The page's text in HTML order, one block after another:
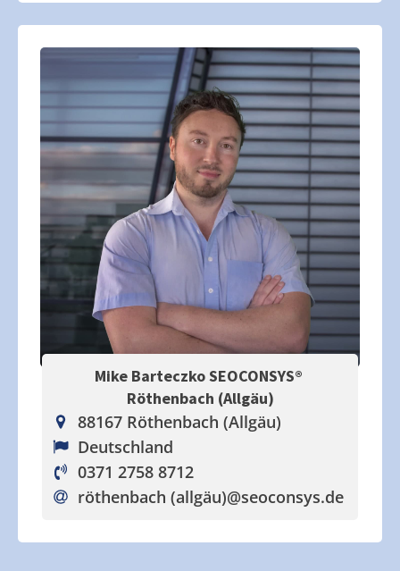
Mike Barteczko SEOCONSYS®
Röthenbach (Allgäu)
88167 Röthenbach (Allgäu)
Deutschland
0371 2758 8712
röthenbach (allgäu)@seoconsys.de